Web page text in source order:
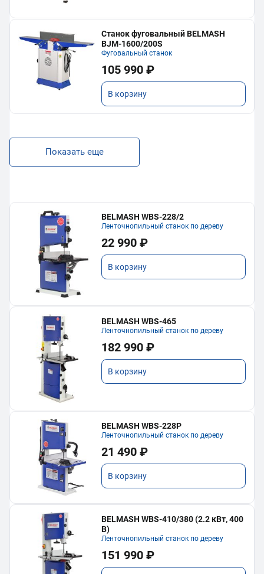
Станок фуговальный BELMASH
BJM-1600/200S
Фуговальный станок
105 990 ₽
В корзину
Показать еще
BELMASH WBS-228/2
Ленточнопильный станок по дереву
22 990 ₽
В корзину
BELMASH WBS-465
Ленточнопильный станок по дереву
182 990 ₽
В корзину
BELMASH WBS-228P
Ленточнопильный станок по дереву
21 490 ₽
В корзину
BELMASH WBS-410/380 (2.2 кВт, 400
В)
Ленточнопильный станок по дереву
151 990 ₽